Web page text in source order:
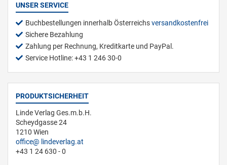
UNSER SERVICE
Buchbestellungen innerhalb Österreichsversandkostenfrei
Sichere Bezahlung
Zahlung per Rechnung, Kreditkarte und PayPal.
Service Hotline: +43 1 246 30-0
PRODUKTSICHERHEIT
Linde Verlag Ges.m.b.H.
Scheydgasse 24
1210 Wien
office
lindeverlag.at
+43 1 24 630 - 0